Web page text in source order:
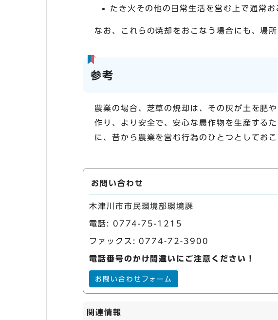
たき火その他の日常生活を営む上で通常
なお、これらの焼却をおこなう場合にも、場
参考
農業の場合、芝草の焼却は、その灰が土を肥
作り、より安全で、安心な農作物を生産する
に、昔から農業を営む行為のひとつとしてお
お問い合わせ
木津川市市民環境部環境課
電話: 0774-75-1215
ファックス: 0774-72-3900
電話番号のかけ間違いにご注意ください！
お問い合わせフォーム
関連情報